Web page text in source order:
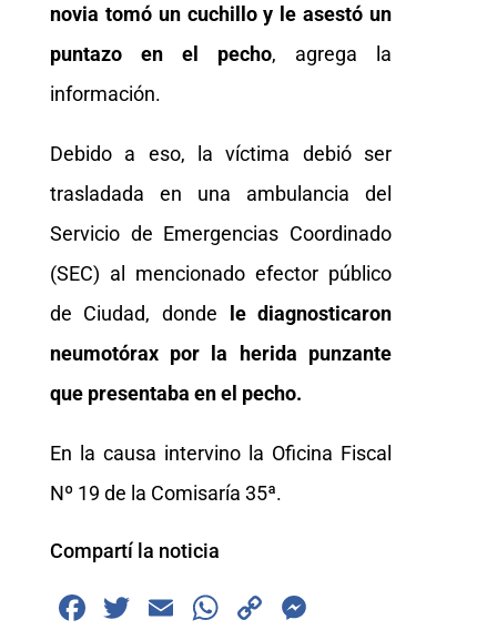
novia tomó un cuchillo y le asestó un
puntazo en el pecho, agrega la
información.
Debido a eso, la víctima debió ser
trasladada en una ambulancia del
Servicio de Emergencias Coordinado
(SEC) al mencionado efector público
de Ciudad, donde le diagnosticaron
neumotórax por la herida punzante
que presentaba en el pecho.
En la causa intervino la Oficina Fiscal
Nº 19 de la Comisaría 35ª.
Compartí la noticia
F
T
E
W
C